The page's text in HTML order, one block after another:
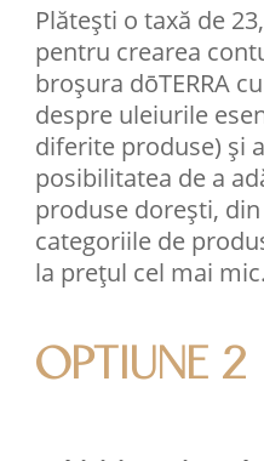
Plătești o taxă de
pentru crearea
broșura dōTERRA
despre uleiurile
diferite produse) și
posibilitatea de a
produse dorești,
categoriile de
la prețul cel mai mic.
OPTIUNE 2